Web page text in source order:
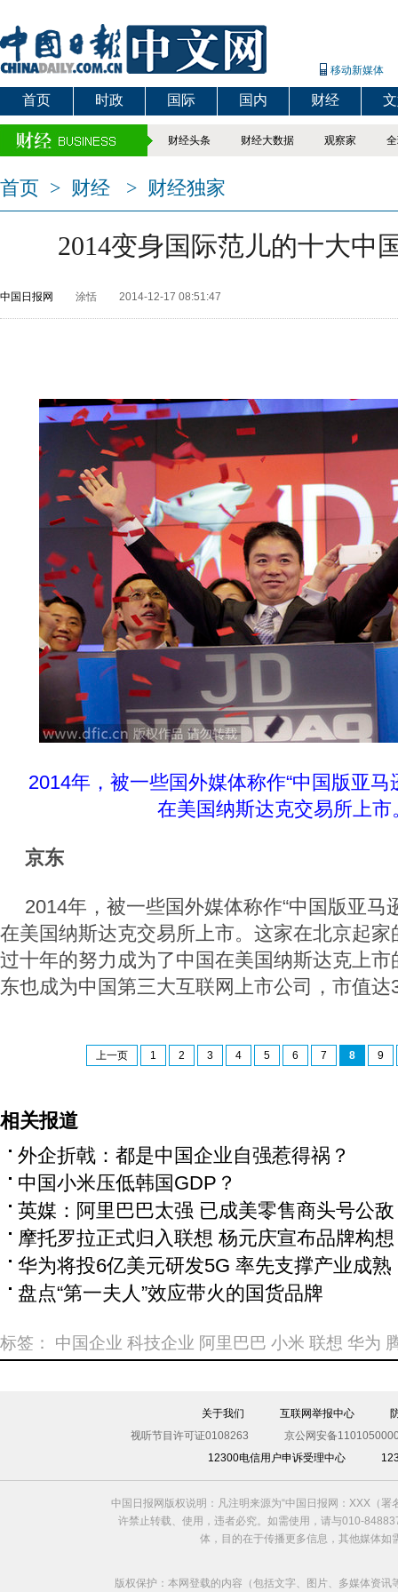
移动新媒体
首页 时政 国际 国内 财经
财经头条 财经大数据 观察家
首页 > 财经 > 财经独家
2014变身国际范儿的十大中
中国日报网 涂恬 2014-12-17 08:51:47
2014年，被一些国外媒体称作“中国版亚马
在美国纳斯达克交易所上市
京东
2014年，被一些国外媒体称作“中国版亚马
在美国纳斯达克交易所上市。这家在北京起
过十年的努力成为了中国在美国纳斯达克上
东也成为中国第三大互联网上市公司，市值达
上一页 1 2 3 4 5 6 7 8 9
相关报道
外企折戟：都是中国企业自强惹得祸？
中国小米压低韩国GDP？
英媒：阿里巴巴太强 已成美零售商头号公敌
摩托罗拉正式归入联想 杨元庆宣布品牌构想
华为将投6亿美元研发5G 率先支撑产业成熟
盘点“第一夫人”效应带火的国货品牌
标签： 中国企业 科技企业 阿里巴巴 小米 联想 华为
关于我们 互联网举报中心
视听节目许可证0108263
京公网安备
12300电信用户申诉受理中心
中国日报网版权说明：凡注明来源为“中国日报网：XXX（
许禁止转载、使用，违者必究。如需使用，请与010-
体，目的在于传播更多信息，其他媒体
版权保护：本网登载的内容（包括文字、图片、多媒体资